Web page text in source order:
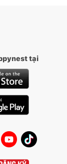
êm, căng
tại